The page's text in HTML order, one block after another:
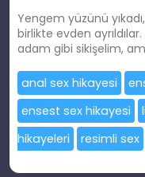
Yengem yüzünü
birlikte evden
adam gibi sikişelim,
anal sex hikayesi
ensest sex hikayesi
hikayeleri
resimli sex